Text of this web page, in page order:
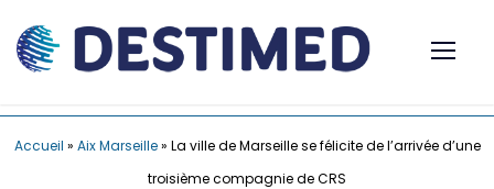
Accueil » Aix Marseille» La ville de Marseille se félicite de l’arrivée d’une
troisième compagnie de CRS